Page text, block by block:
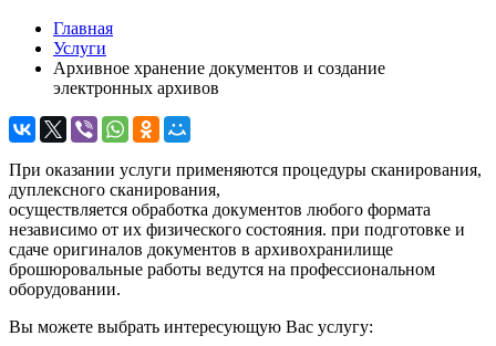
Главная
Услуги
Архивное хранение документов и создание
электронных архивов
При оказании услуги применяются процедуры сканирования,
дуплексного сканирования,
осуществляется обработка документов любого формата
независимо от их физического состояния. при подготовке и
сдаче оригиналов документов в архивохранилище
брошюровальные работы ведутся на профессиональном
оборудовании.
Вы можете выбрать интересующую Вас услугу: